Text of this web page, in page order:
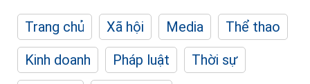
Trang chủ Xã hội Media
Thể thao
Kinh doanh
Pháp luật
Thời sự